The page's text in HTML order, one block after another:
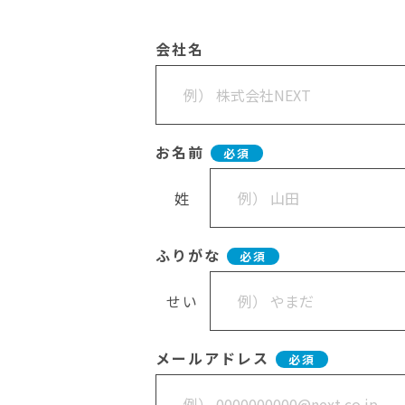
会社名
お名前 必須
姓
ふりがな 必須
せい
メールアドレス 必須